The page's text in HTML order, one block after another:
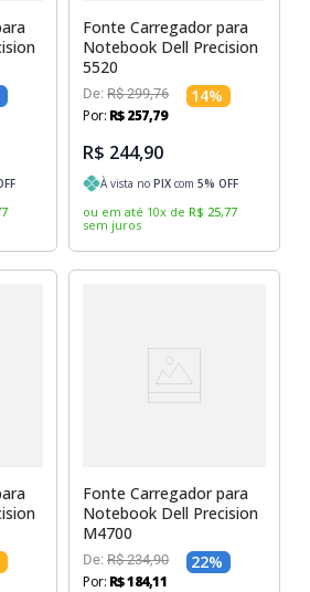
Fonte Carregador para
Notebook Dell Precision
5520
De: R$ 299,76 14%
Por: R$257,79
R$ 244,90
À vista no PIX com 5% OFF
ou em até 10x de R$ 25,77
sem juros
Fonte Carregador para
Notebook Dell Precision
M4700
De: R$ 234,90 22%
Por: R$184,11